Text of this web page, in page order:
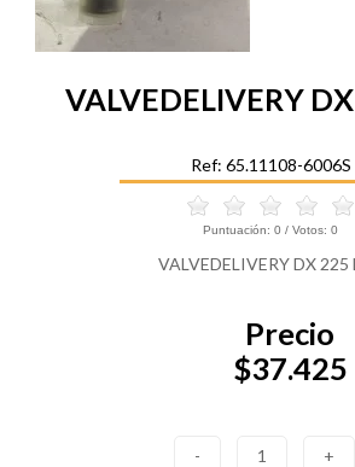
VALVEDELIVERY
Ref: 65.11108-6006S
Puntuación: 0 / Votos: 0
VALVEDELIVERY DX 225
Precio
$37.425
- 1 +